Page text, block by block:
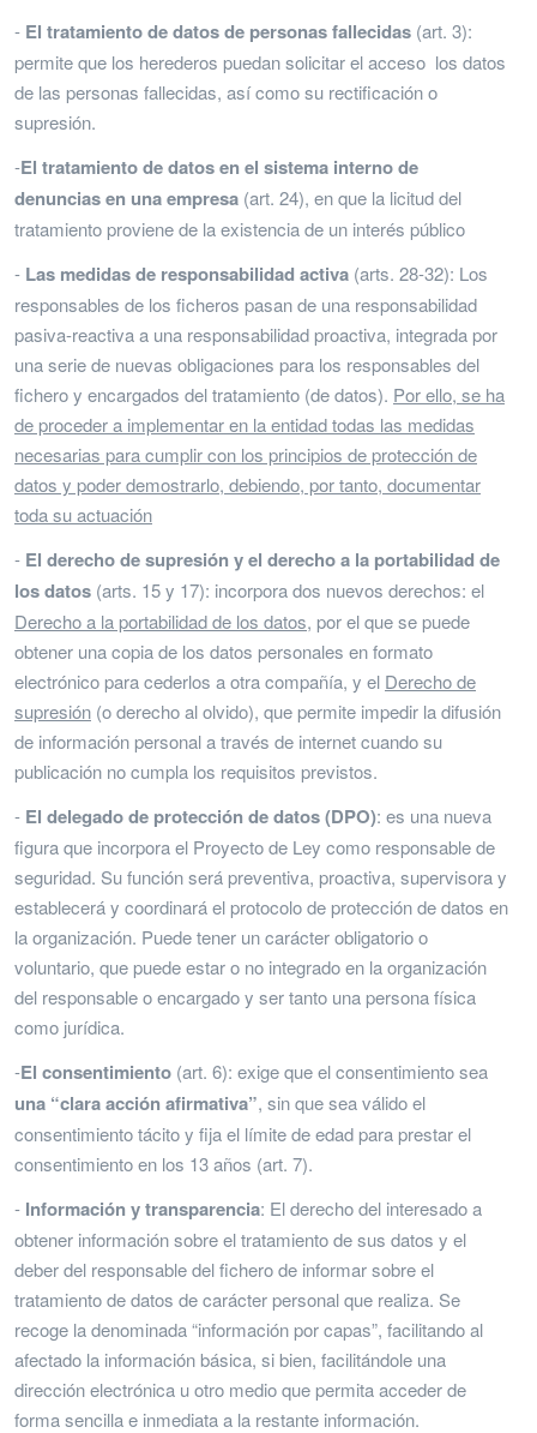
- El tratamiento de datos de personas fallecidas (art. 3):
permite que los herederos puedan solicitar el acceso los datos
de las personas fallecidas, así como su rectificación o
supresión.
-El tratamiento de datos en el sistema interno de
denuncias en una empresa (art. 24), en que la licitud del
tratamiento proviene de la existencia de un interés público
- Las medidas de responsabilidad activa (arts. 28-32): Los
responsables de los ficheros pasan de una responsabilidad
pasiva-reactiva a una responsabilidad proactiva, integrada por
una serie de nuevas obligaciones para los responsables del
fichero y encargados del tratamiento (de datos). Por ello, se ha
de proceder a implementar en la entidad todas las medidas
necesarias para cumplir con los principios de protección de
datos y poder demostrarlo, debiendo, por tanto, documentar
toda su actuación
- El derecho de supresión y el derecho a la portabilidad de
los datos (arts. 15 y 17): incorpora dos nuevos derechos: el
Derecho a la portabilidad de los datos, por el que se puede
obtener una copia de los datos personales en formato
electrónico para cederlos a otra compañía, y el Derecho de
supresión (o derecho al olvido), que permite impedir la difusión
de información personal a través de internet cuando su
publicación no cumpla los requisitos previstos.
- El delegado de protección de datos (DPO): es una nueva
figura que incorpora el Proyecto de Ley como responsable de
seguridad. Su función será preventiva, proactiva, supervisora y
establecerá y coordinará el protocolo de protección de datos en
la organización. Puede tener un carácter obligatorio o
voluntario, que puede estar o no integrado en la organización
del responsable o encargado y ser tanto una persona física
como jurídica.
-El consentimiento (art. 6): exige que el consentimiento sea
una “clara acción afirmativa”, sin que sea válido el
consentimiento tácito y fija el límite de edad para prestar el
consentimiento en los 13 años (art. 7).
- Información y transparencia: El derecho del interesado a
obtener información sobre el tratamiento de sus datos y el
deber del responsable del fichero de informar sobre el
tratamiento de datos de carácter personal que realiza. Se
recoge la denominada “información por capas”, facilitando al
afectado la información básica, si bien, facilitándole una
dirección electrónica u otro medio que permita acceder de
forma sencilla e inmediata a la restante información.